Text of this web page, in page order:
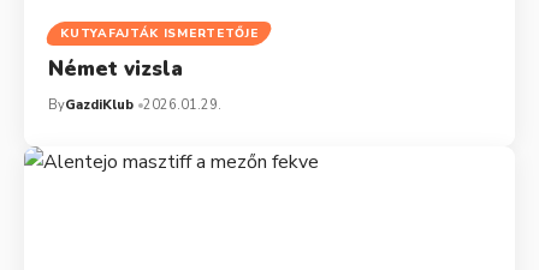
KUTYAFAJTÁK ISMERTETŐJE
Német vizsla
ByGazdiKlub 2026.01.29.